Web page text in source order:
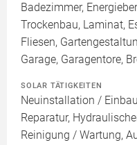
Badezimmer,
Trockenbau, Laminat,
Fliesen,
Garage, Garagentore,
SOLAR TÄTIGKEITEN
Neuinstallation /
Reparatur,
Reinigung / Wartung,